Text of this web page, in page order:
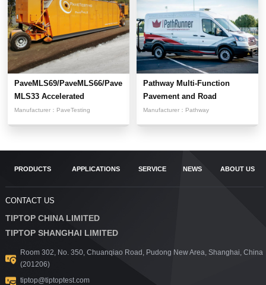
PaveMLS69/PaveMLS66/Pave
MLS33 Accelerated
Pavement...
Manufacturer： PaveTesting
Pathway Multi-Function
Pavement and Road
Condition...
Manufacturer： Pathway
PRODUCTS APPLICATIONS SERVICE NEWS ABOUT US
CONTACT US
TIPTOP CHINA LIMITED
TIPTOP SHANGHAI LIMITED
Room 302, No. 350, Chuanqiao Road, Pudong New Area, Shanghai, China
(201206)
tiptop@tiptoptest.com